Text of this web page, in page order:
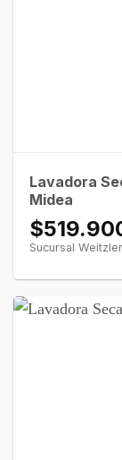
Lavadora
Midea
Sucursal